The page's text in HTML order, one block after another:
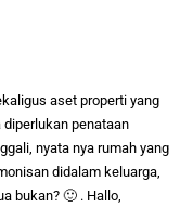
aset properti yang
penataan
nyata nya rumah yang
didalam keluarga,
bukan? 🙂 . Hallo,